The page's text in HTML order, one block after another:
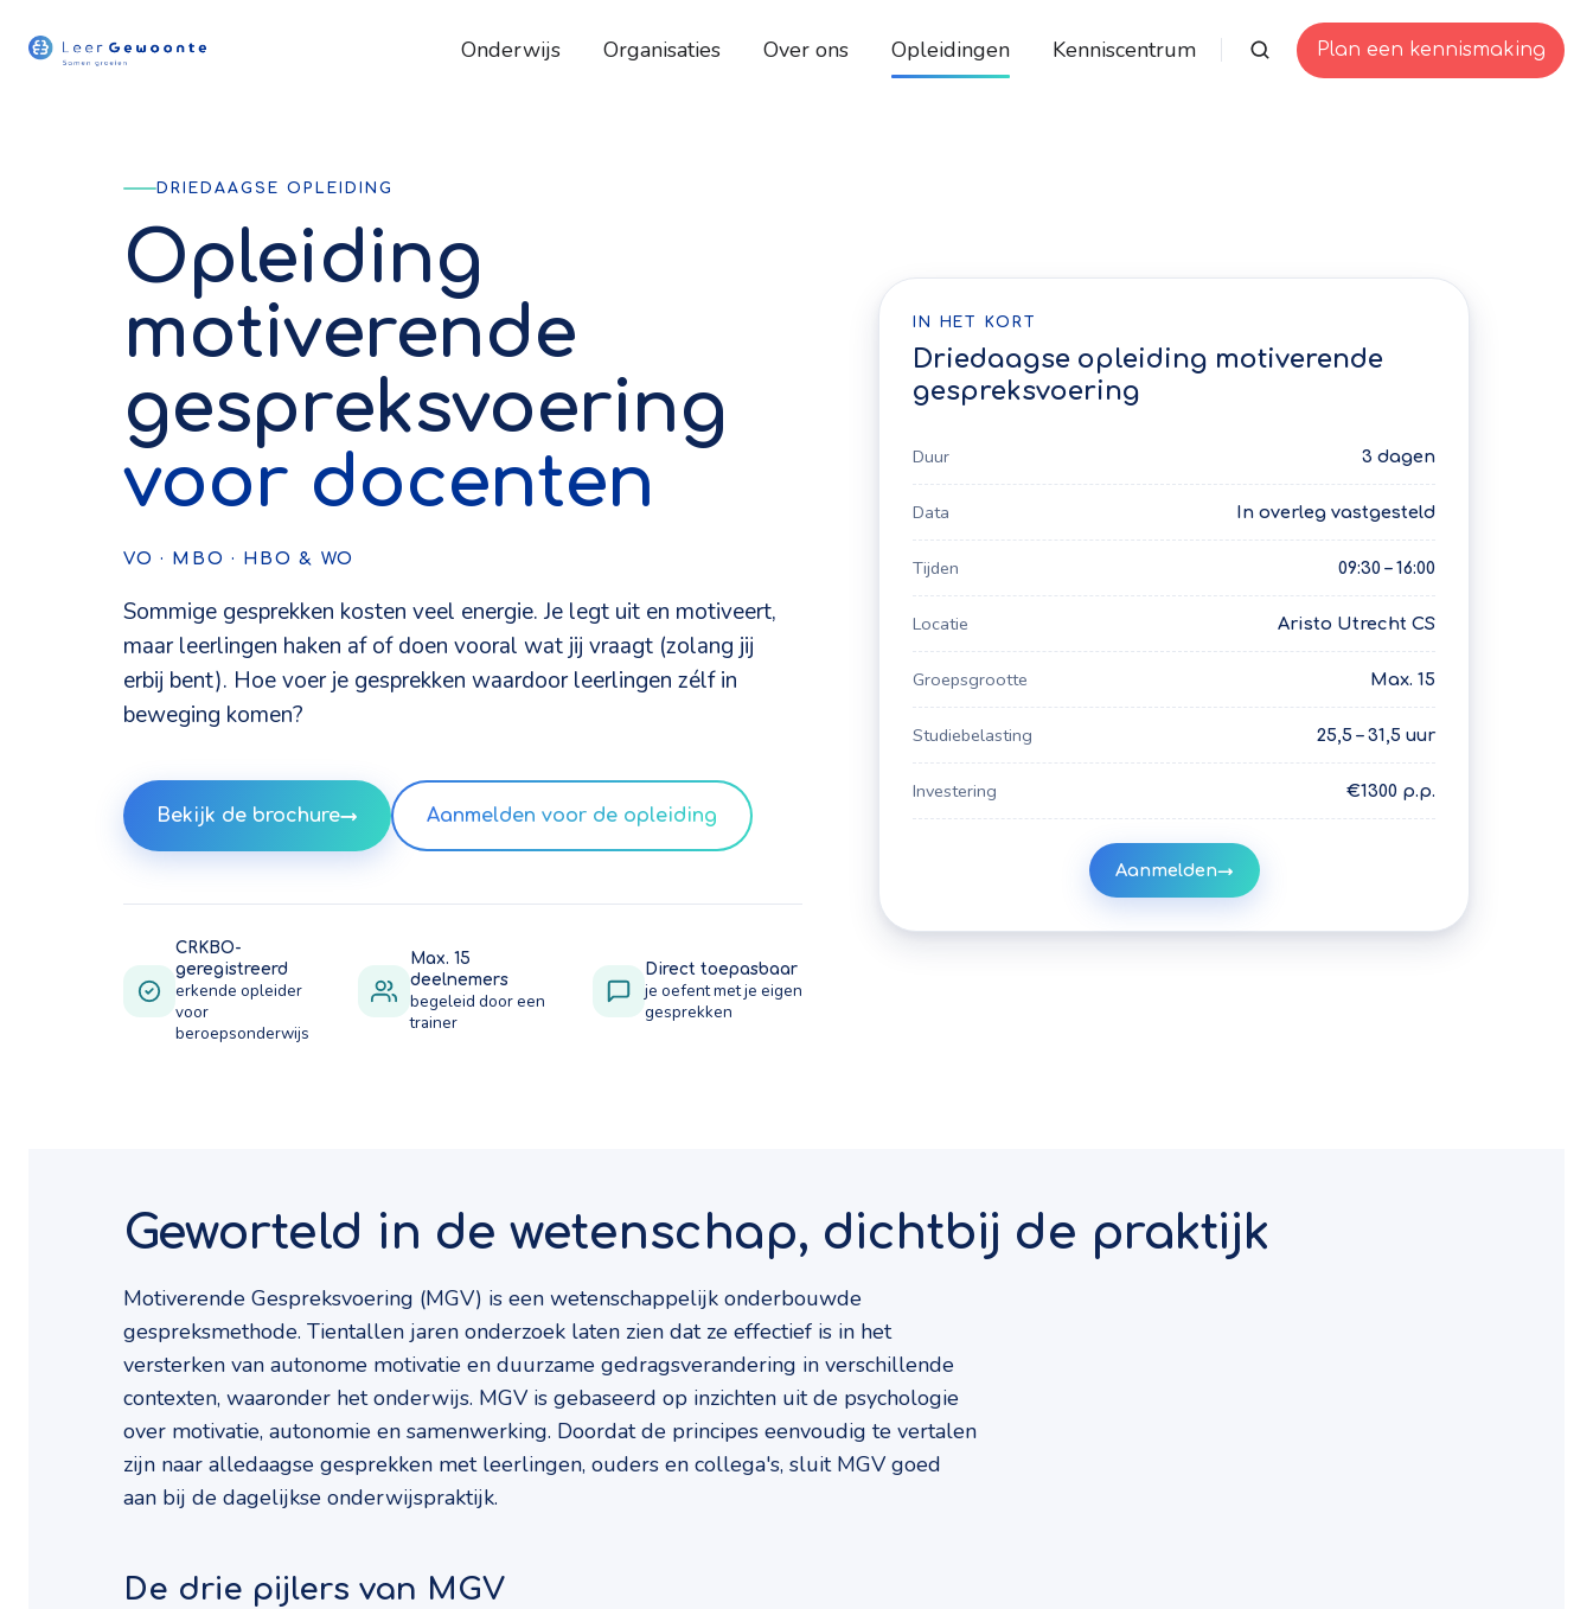
Onderwijs Organisaties Over ons Opleidingen Kenniscentrum Plan een kennismaking
DRIEDAAGSE OPLEIDING
Opleiding
motiverende
gespreksvoering
voor docenten
VO · MBO · HBO & WO
Sommige gesprekken kosten veel energie. Je legt uit en motiveert,
maar leerlingen haken af of doen vooral wat jij vraagt (zolang jij
erbij bent). Hoe voer je gesprekken waardoor leerlingen zélf in
beweging komen?
Bekijk de brochure→ Aanmelden voor de opleiding
CRKBO-
geregistreerd
erkende opleider
voor
beroepsonderwijs
Max. 15
deelnemers
begeleid door een
trainer
Direct toepasbaar
je oefent met je eigen
gesprekken
IN HET KORT
Driedaagse opleiding motiverende
gespreksvoering
Duur 3 dagen
Data In overleg vastgesteld
Tijden 09:30 – 16:00
Locatie Aristo Utrecht CS
Groepsgrootte Max. 15
Studiebelasting 25,5 – 31,5 uur
Investering €1300 p.p.
Aanmelden→
Geworteld in de wetenschap, dichtbij de praktijk
Motiverende Gespreksvoering (MGV) is een wetenschappelijk onderbouwde
gespreksmethode. Tientallen jaren onderzoek laten zien dat ze effectief is in het
versterken van autonome motivatie en duurzame gedragsverandering in verschillende
contexten, waaronder het onderwijs. MGV is gebaseerd op inzichten uit de psychologie
over motivatie, autonomie en samenwerking. Doordat de principes eenvoudig te vertalen
zijn naar alledaagse gesprekken met leerlingen, ouders en collega's, sluit MGV goed
aan bij de dagelijkse onderwijspraktijk.
De drie pijlers van MGV